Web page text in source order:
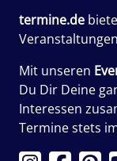
termine.de
Mit unseren
Du Dir Deine
Interessen
Termine stets